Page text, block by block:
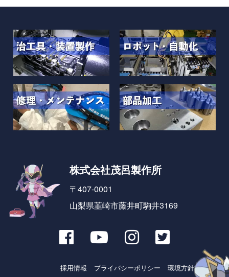
株式会社茂呂製作所
〒407-0001
山梨県韮崎市藤井町駒井3169
採用情報 プライバシーポリシー 環境方針とSDGs